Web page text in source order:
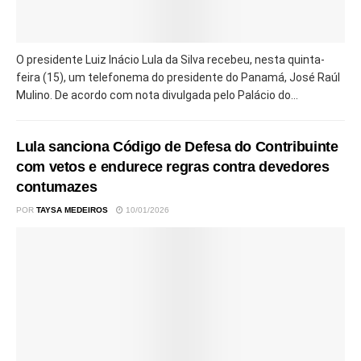
O presidente Luiz Inácio Lula da Silva recebeu, nesta quinta-
feira (15), um telefonema do presidente do Panamá, José Raúl
Mulino. De acordo com nota divulgada pelo Palácio do...
Lula sanciona Código de Defesa do Contribuinte
com vetos e endurece regras contra devedores
contumazes
POR TAYSA MEDEIROS 10/01/2026